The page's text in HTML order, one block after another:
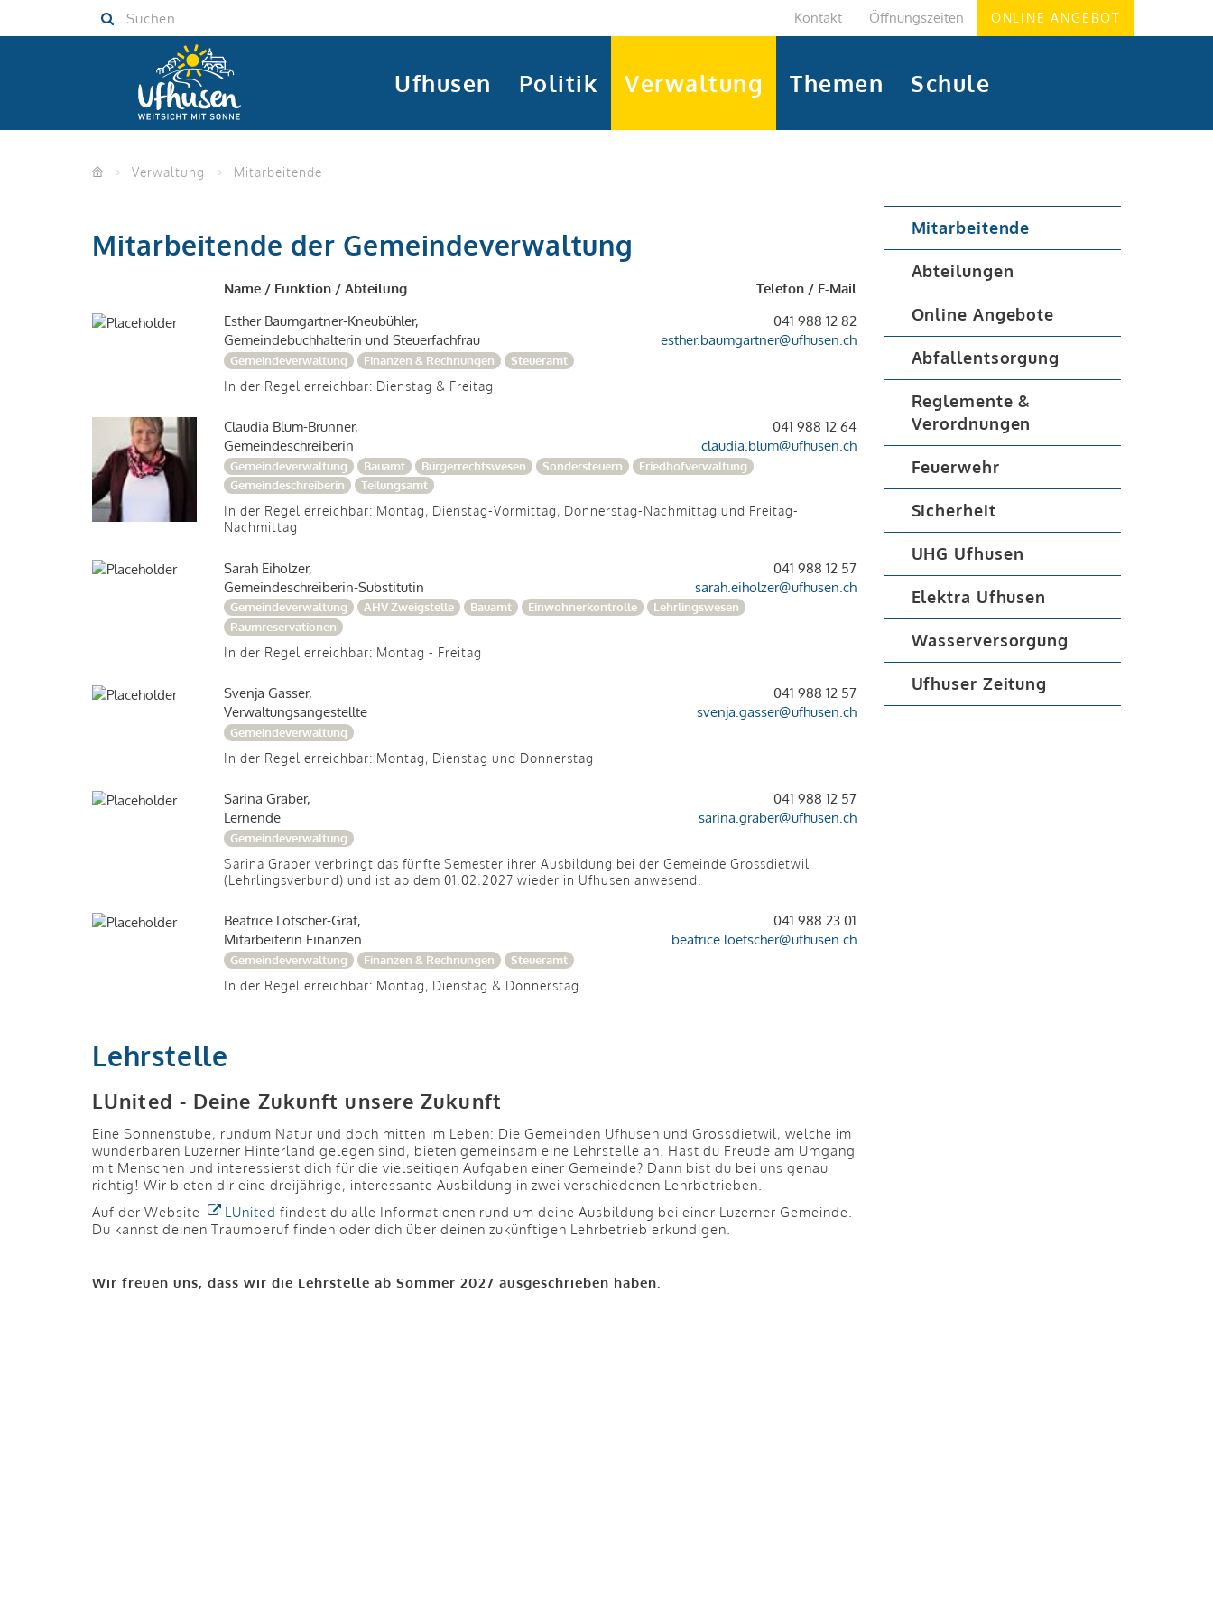
Suchen Kontakt Öffnungszeiten ONLINE ANGEBOT
Ufhusen Politik Verwaltung Themen Schule
Verwaltung Mitarbeitende
Mitarbeitende der Gemeindeverwaltung
Name / Funktion / Abteilung
Telefon / E-Mail
Esther Baumgartner-Kneubühler,
Gemeindebuchhalterin und Steuerfachfrau
041 988 12 82
esther.baumgartner@ufhusen.ch
Gemeindeverwaltung Finanzen & Rechnungen Steueramt
In der Regel erreichbar: Dienstag & Freitag
Claudia Blum-Brunner,
Gemeindeschreiberin
041 988 12 64
claudia.blum@ufhusen.ch
Gemeindeverwaltung Bauamt Bürgerrechtswesen Sondersteuern
Friedhofverwaltung
Gemeindeschreiberin
Teilungsamt
In der Regel erreichbar: Montag, Dienstag-Vormittag, Donnerstag-Nachmittag und Freitag-
Nachmittag
Sarah Eiholzer,
Gemeindeschreiberin-Substitutin
041 988 12 57
sarah.eiholzer@ufhusen.ch
Gemeindeverwaltung AHV Zweigstelle Bauamt Einwohnerkontrolle
Lehrlingswesen
Raumreservationen
In der Regel erreichbar: Montag - Freitag
Svenja Gasser,
Verwaltungsangestellte
041 988 12 57
svenja.gasser@ufhusen.ch
Gemeindeverwaltung
In der Regel erreichbar: Montag, Dienstag und Donnerstag
Sarina Graber,
Lernende
041 988 12 57
sarina.graber@ufhusen.ch
Gemeindeverwaltung
Sarina Graber verbringt das fünfte Semester ihrer Ausbildung bei der Gemeinde Grossdietwil
(Lehrlingsverbund) und ist ab dem 01.02.2027 wieder in Ufhusen anwesend.
Beatrice Lötscher-Graf,
Mitarbeiterin Finanzen
041 988 23 01
beatrice.loetscher@ufhusen.ch
Gemeindeverwaltung Finanzen & Rechnungen Steueramt
In der Regel erreichbar: Montag, Dienstag & Donnerstag
Lehrstelle
LUnited - Deine Zukunft unsere Zukunft
Eine Sonnenstube, rundum Natur und doch mitten im Leben: Die Gemeinden Ufhusen und Grossdietwil, welche im
wunderbaren Luzerner Hinterland gelegen sind, bieten gemeinsam eine Lehrstelle an. Hast du Freude am Umgang
mit Menschen und interessierst dich für die vielseitigen Aufgaben einer Gemeinde? Dann bist du bei uns genau
richtig! Wir bieten dir eine dreijährige, interessante Ausbildung in zwei verschiedenen Lehrbetrieben.
Auf der Website
LUnited findest du alle Informationen rund um deine Ausbildung bei einer Luzerner Gemeinde.
Du kannst deinen Traumberuf finden oder dich über deinen zukünftigen Lehrbetrieb erkundigen.
Wir freuen uns, dass wir die Lehrstelle ab Sommer 2027 ausgeschrieben haben.
Mitarbeitende
Abteilungen
Online Angebote
Abfallentsorgung
Reglemente &
Verordnungen
Feuerwehr
Sicherheit
UHG Ufhusen
Elektra Ufhusen
Wasserversorgung
Ufhuser Zeitung